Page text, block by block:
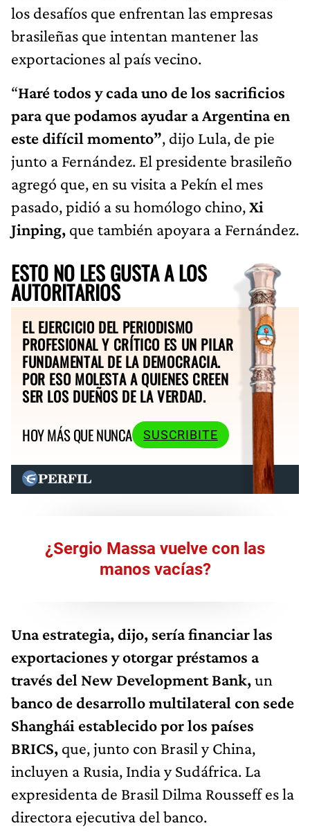
los desafíos que enfrentan las empresas
brasileñas que intentan mantener las
exportaciones al país vecino.
“Haré todos y cada uno de los sacrificios
para que podamos ayudar a Argentina en
este difícil momento”, dijo Lula, de pie
junto a Fernández. El presidente brasileño
agregó que, en su visita a Pekín el mes
pasado, pidió a su homólogo chino,Xi
Jinping, que también apoyara a Fernández.
ESTO NO LES GUSTA A LOS
AUTORITARIOS
EL EJERCICIO DEL PERIODISMO
PROFESIONAL Y CRÍTICO ES UN PILAR
FUNDAMENTAL DE LA DEMOCRACIA.
POR ESO MOLESTA A QUIENES CREEN
SER LOS DUEÑOS DE LA VERDAD.
HOY MÁS QUE NUNCA
SUSCRIBITE
¿Sergio Massa vuelve con las
manos vacías?
Una estrategia, dijo, sería financiar las
exportaciones y otorgar préstamos a
través del New Development Bank,un
banco de desarrollo multilateral con sede
Shanghái establecido por los países
BRICS, que, junto con Brasil y China,
incluyen a Rusia, India y Sudáfrica. La
expresidenta de Brasil Dilma Rousseff es la
directora ejecutiva del banco.